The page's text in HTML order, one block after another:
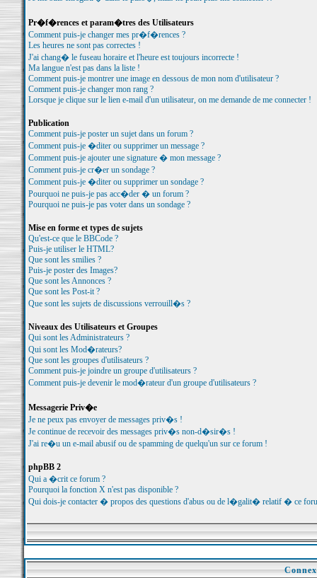
Pr�f�rences et param�tres des Utilisateurs
Comment puis-je changer mes pr�f�rences ?
Les heures ne sont pas correctes !
J'ai chang� le fuseau horaire et l'heure est toujours incorrecte !
Ma langue n'est pas dans la liste !
Comment puis-je montrer une image en dessous de mon nom d'utilisateur ?
Comment puis-je changer mon rang ?
Lorsque je clique sur le lien e-mail d'un utilisateur, on me demande de me connecter !
Publication
Comment puis-je poster un sujet dans un forum ?
Comment puis-je �diter ou supprimer un message ?
Comment puis-je ajouter une signature � mon message ?
Comment puis-je cr�er un sondage ?
Comment puis-je �diter ou supprimer un sondage ?
Pourquoi ne puis-je pas acc�der � un forum ?
Pourquoi ne puis-je pas voter dans un sondage ?
Mise en forme et types de sujets
Qu'est-ce que le BBCode ?
Puis-je utiliser le HTML?
Que sont les smilies ?
Puis-je poster des Images?
Que sont les Annonces ?
Que sont les Post-it ?
Que sont les sujets de discussions verrouill�s ?
Niveaux des Utilisateurs et Groupes
Qui sont les Administrateurs ?
Qui sont les Mod�rateurs?
Que sont les groupes d'utilisateurs ?
Comment puis-je joindre un groupe d'utilisateurs ?
Comment puis-je devenir le mod�rateur d'un groupe d'utilisateurs ?
Messagerie Priv�e
Je ne peux pas envoyer de messages priv�s !
Je continue de recevoir des messages priv�s non-d�sir�s !
J'ai re�u un e-mail abusif ou de spamming de quelqu'un sur ce forum !
phpBB 2
Qui a �crit ce forum ?
Pourquoi la fonction X n'est pas disponible ?
Qui dois-je contacter � propos des questions d'abus ou de l�galit� relatif � ce